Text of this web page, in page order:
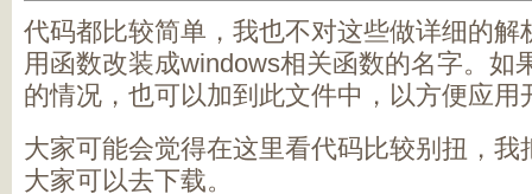
代码都比较简单，我也不对这些做详细的解
用函数改装成windows相关函数的名字。如
的情况，也可以加到此文件中，以方便应用
大家可能会觉得在这里看代码比较别扭，我
大家可以去下载。